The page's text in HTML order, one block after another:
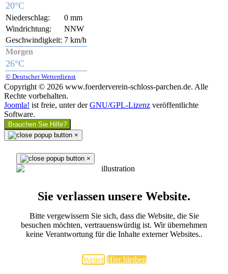
20°C
Niederschlag:
0 mm
Windrichtung:
NNW
Geschwindigkeit: 7 km/h
Morgen
26°C
© Deutscher Wetterdienst
Copyright © 2026 www.foerderverein-schloss-parchen.de. Alle
Rechte vorbehalten.
Joomla! ist freie, unter derGNU/GPL-Lizenz veröffentlichte
Software.
Brauchen Sie Hilfe?
×
×
Sie verlassen unsere Website.
Bitte vergewissern Sie sich, dass die Website, die Sie
besuchen möchten, vertrauenswürdig ist. Wir übernehmen
keine Verantwortung für die Inhalte externer Websites..
Weiter Hier bleiben